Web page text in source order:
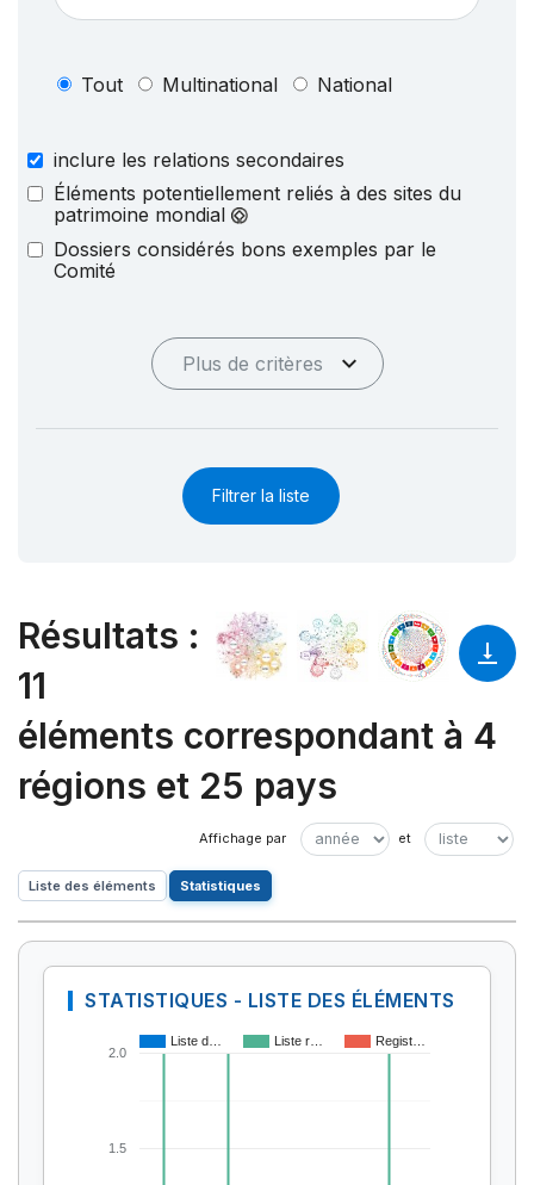
Tout Multinational National
inclure les relations secondaires
Éléments potentiellement reliés à des sites du
patrimoine mondial
Dossiers considérés bons exemples par le
Comité
Plus de critères
Filtrer la liste
Résultats :
11
éléments correspondant à 4
régions et 25 pays
Liste des éléments Statistiques
STATISTIQUES - LISTE DES ÉLÉMENTS
Liste d… Liste r… Regist…
1.5
2.0